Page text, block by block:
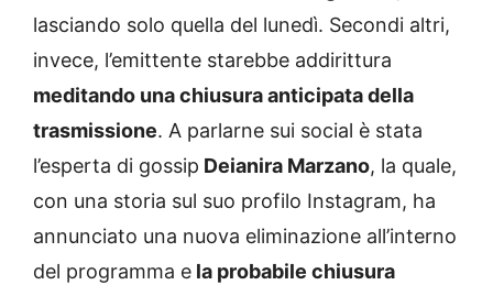
lasciando solo quella del lunedì. Secondi altri,
invece, l’emittente starebbe addirittura
meditando una chiusura anticipata della
trasmissione. A parlarne sui social è stata
l’esperta di gossip Deianira Marzano, la quale,
con una storia sul suo profilo Instagram, ha
annunciato una nuova eliminazione all’interno
del programma e la probabile chiusura